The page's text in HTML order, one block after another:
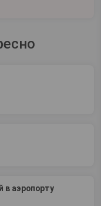
в аэропорту